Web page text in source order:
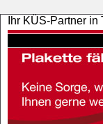
Ihr KÜS-Partner